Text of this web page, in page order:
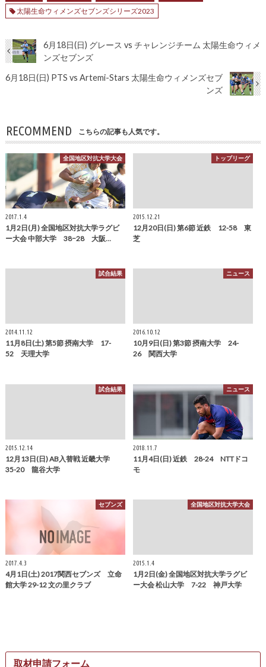
太陽生命ウィメンズセブンズシリーズ2023
6月18日(日) グレース vs チャレンジチーム 太陽生命ウィメ
ンズセブンズ
6月18日(日) PTS vs Artemi-Stars 太陽生命ウィメンズセブ
ンズ
RECOMMEND こちらの記事も人気です。
全国地区対抗大学大会
2017.1.4
1月2日(月) 全国地区対抗大学ラグビ
ー大会 中部大学 38−28 大阪…
トップリーグ
2015.12.21
12月20日(日) 第6節 近鉄 12-58 東
芝
試合結果
2014.11.12
11月8日(土) 第5節 摂南大学 17-
52 天理大学
ニュース
2016.10.12
10月9日(日) 第3節 摂南大学 24-
26 関西大学
試合結果
2015.12.14
12月13日(日) AB入替戦 近畿大学
35-20 龍谷大学
ニュース
2018.11.7
11月4日(日) 近鉄 28-24 NTTドコ
モ
セブンズ
2017.4.3
4月1日(土) 2017関西セブンズ 立命
館大学 29-12 文の里クラブ
全国地区対抗大学大会
2015.1.4
1月2日(金) 全国地区対抗大学ラグビ
ー大会 松山大学 7-22 神戸大学
取材申請フォーム